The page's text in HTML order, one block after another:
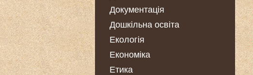
Документація
Дошкільна освіта
Екологія
Економіка
Етика